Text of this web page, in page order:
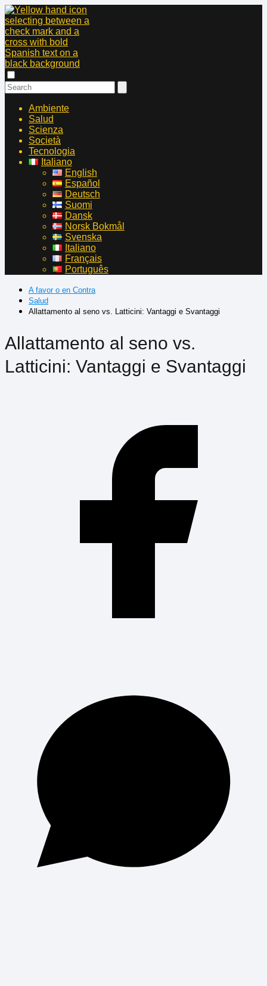
Ambiente
Salud
Scienza
Società
Tecnologia
Italiano
English
Español
Deutsch
Suomi
Dansk
Norsk Bokmål
Svenska
Italiano
Français
Português
A favor o en Contra
Salud
Allattamento al seno vs. Latticini: Vantaggi e Svantaggi
Allattamento al seno vs.
Latticini: Vantaggi e Svantaggi